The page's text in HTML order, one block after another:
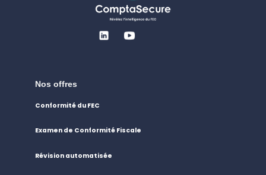
Nos offres
Conformité du FEC
Examen de Conformité Fiscale
Révision automatisée